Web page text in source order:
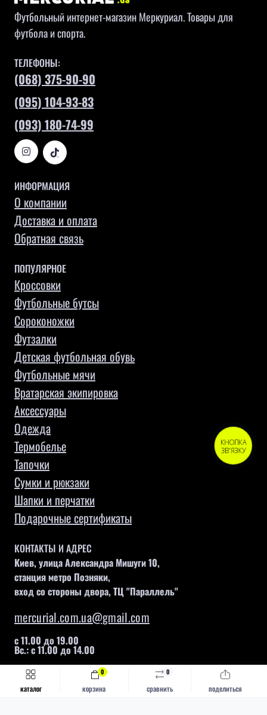
каталог сравнить
0
поделиться
корзина
0
Быстрый заказ
Футбольный интернет-магазин Меркуриал. Товары для
футбола и спорта.
ТЕЛЕФОНЫ:
(068) 375-90-90
(095) 104-93-83
(093) 180-74-99
ИНФОРМАЦИЯ
О компании
Доставка и оплата
Обратная связь
ПОПУЛЯРНОЕ
Кроссовки
Футбольные бутсы
Сороконожки
Футзалки
Детская футбольная обувь
Футбольные мячи
Вратарская экипировка
Аксессуары
Одежда
Термобелье
Тапочки
Сумки и рюкзаки
Шапки и перчатки
Подарочные сертификаты
КОНТАКТЫ И АДРЕС
Киев, улица Александра Мишуги 10,
станция метро Позняки,
вход со стороны двора, ТЦ "Параллель"
mercurial.com.ua@gmail.com
с 11.00 до 19.00
Вс.: с 11.00 до 14.00
КНОПКА
ЗВ'ЯЗКУ